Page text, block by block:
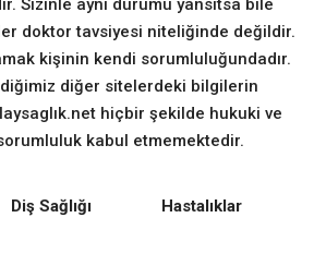
Sizinle aynı durumu yansıtsa bile
doktor tavsiyesi niteliğinde değildir.
kişinin kendi sorumluluğundadır.
diğer sitelerdeki bilgilerin
hiçbir şekilde hukuki ve
kabul etmemektedir.
Diş Sağlığı Hastalıklar